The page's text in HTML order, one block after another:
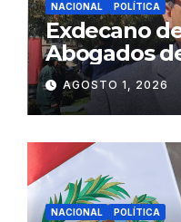
NACIONAL POLÍTICA
Exdecano
Abogados
propuestas
ciudadana
AGOSTO 1, 2026
NACIONAL POLÍTICA